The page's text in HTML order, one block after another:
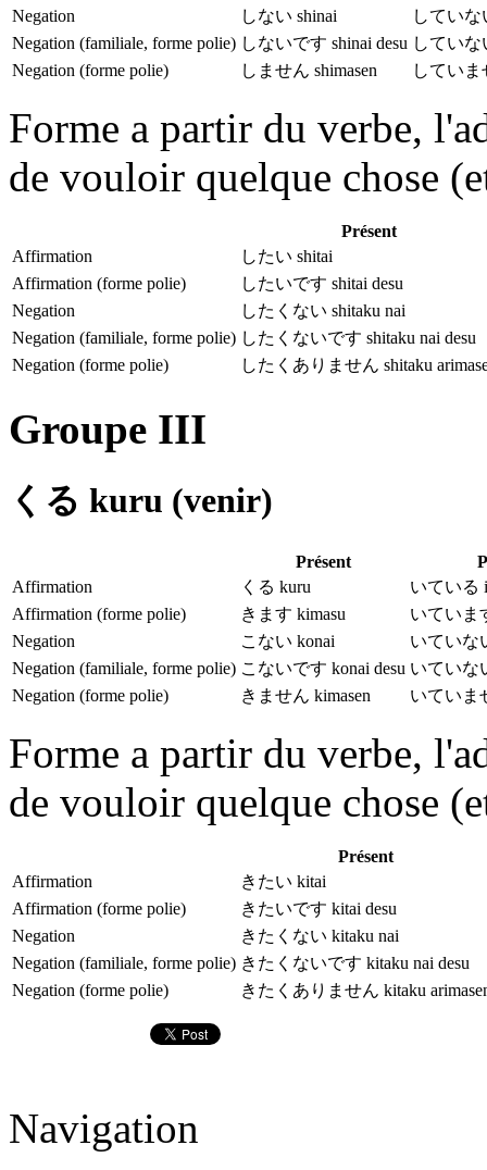
Negation しない shinai
していな
Negation (familiale, forme polie) しないです shinai desu していな
Negation (forme polie)
しません shimasen していま
Forme a partir du verbe,
de vouloir quelque chose
Présent
Affirmation
したい shitai
Affirmation (forme polie)
したいです shitai desu
Negation
したくない shitaku nai
Negation (familiale, forme polie) したくないです shitaku nai desu
Negation (forme polie)
したくありません shitaku
Groupe III
くる kuru (venir)
Présent
Affirmation
くる kuru
いている
Affirmation (forme polie)
きます kimasu
いていま
Negation
こない konai
いていな
Negation (familiale, forme polie) こないです konai desu いていな
Negation (forme polie)
きません kimasen いていま
Forme a partir du verbe,
de vouloir quelque chose
Présent
Affirmation
きたい kitai
Affirmation (forme polie)
きたいです kitai desu
Negation
きたくない kitaku nai
Negation (familiale, forme polie) きたくないです kitaku nai desu
Negation (forme polie)
きたくありません kitaku
Navigation